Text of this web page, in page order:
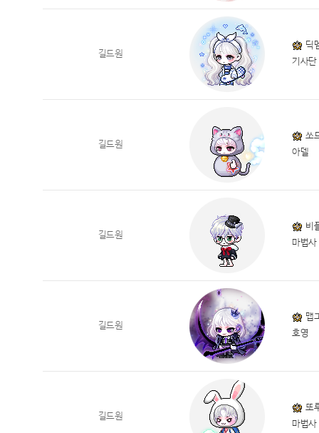
길드원
딕
기사단
길드원
쏘
아델
길드원
비
마법사
길드원
맵
호영
길드원
또
마법사